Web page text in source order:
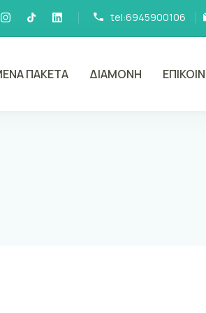
tel:6945900106
ΠΑΚΕΤΑ ΔΙΑΜΟΝΗ